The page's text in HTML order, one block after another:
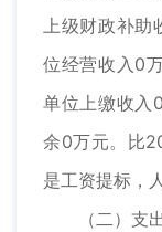
上级财政补助
位经营收入0
单位上缴收入
余0万元。比
是工资提标，
（二）支